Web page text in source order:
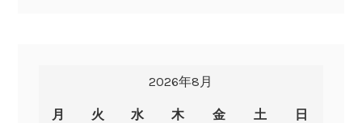
2026年8月
月 火 水 木 金 土 日